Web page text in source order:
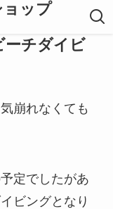
ップ
ーチダイビ
崩れなくても
定でしたがあ
ビングとなり